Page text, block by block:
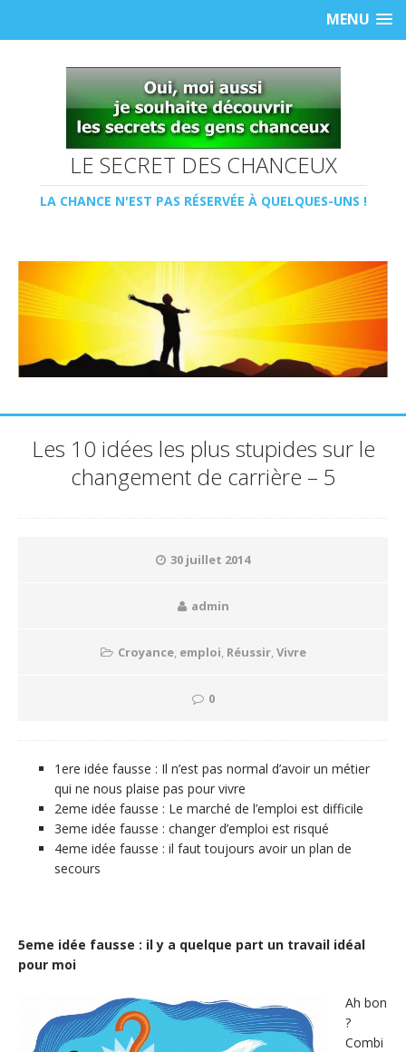
MENU
LE SECRET DES CHANCEUX
LA CHANCE N'EST PAS RÉSERVÉE À QUELQUES-UNS !
Les 10 idées les plus stupides sur le
changement de carrière – 5
30 juillet 2014
admin
Croyance, emploi Réussir, Vivre
0
1ere idée fausse : Il n’est pas normal d’avoir un métier
qui ne nous plaise pas pour vivre
2eme idée fausse : Le marché de l’emploi est difficile
3eme idée fausse : changer d’emploi est risqué
4eme idée fausse : il faut toujours avoir un plan de
secours
5eme idée fausse : il y a quelque part un travail idéal
pour moi
Ah bon
?
Combi